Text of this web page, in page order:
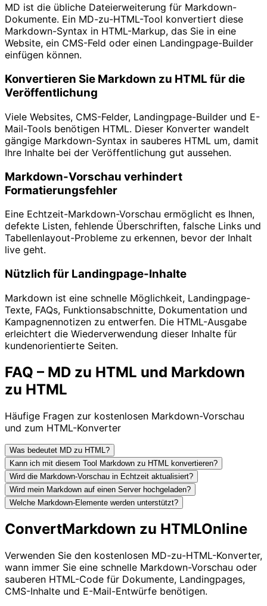
MD ist die übliche Dateierweiterung für Markdown-
Dokumente. Ein MD-zu-HTML-Tool konvertiert diese
Markdown-Syntax in HTML-Markup, das Sie in eine
Website, ein CMS-Feld oder einen Landingpage-Builder
einfügen können.
Konvertieren Sie Markdown zu HTML für die
Veröffentlichung
Viele Websites, CMS-Felder, Landingpage-Builder und E-
Mail-Tools benötigen HTML. Dieser Konverter wandelt
gängige Markdown-Syntax in sauberes HTML um, damit
Ihre Inhalte bei der Veröffentlichung gut aussehen.
Markdown-Vorschau verhindert
Formatierungsfehler
Eine Echtzeit-Markdown-Vorschau ermöglicht es Ihnen,
defekte Listen, fehlende Überschriften, falsche Links und
Tabellenlayout-Probleme zu erkennen, bevor der Inhalt
live geht.
Nützlich für Landingpage-Inhalte
Markdown ist eine schnelle Möglichkeit, Landingpage-
Texte, FAQs, Funktionsabschnitte, Dokumentation und
Kampagnennotizen zu entwerfen. Die HTML-Ausgabe
erleichtert die Wiederverwendung dieser Inhalte für
kundenorientierte Seiten.
FAQ – MD zu HTML und Markdown
zu HTML
Häufige Fragen zur kostenlosen Markdown-Vorschau
und zum HTML-Konverter
Was bedeutet MD zu HTML?
Kann ich mit diesem Tool Markdown zu HTML konvertieren?
Wird die Markdown-Vorschau in Echtzeit aktualisiert?
Wird mein Markdown auf einen Server hochgeladen?
Welche Markdown-Elemente werden unterstützt?
ConvertMarkdown zu HTMLOnline
Verwenden Sie den kostenlosen MD-zu-HTML-Konverter,
wann immer Sie eine schnelle Markdown-Vorschau oder
sauberen HTML-Code für Dokumente, Landingpages,
CMS-Inhalte und E-Mail-Entwürfe benötigen.